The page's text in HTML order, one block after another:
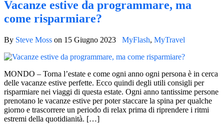
Vacanze estive da programmare, ma
come risparmiare?
By Steve Moss on 15 Giugno 2023 MyFlash, MyTravel
MONDO – Torna l’estate e come ogni anno ogni persona è in cerca
delle vacanze estive perfette. Ecco quindi degli utili consigli per
risparmiare nei viaggi di questa estate. Ogni anno tantissime persone
prenotano le vacanze estive per poter staccare la spina per qualche
giorno e trascorrere un periodo di relax prima di riprendere i ritmi
estremi della quotidianità. […]